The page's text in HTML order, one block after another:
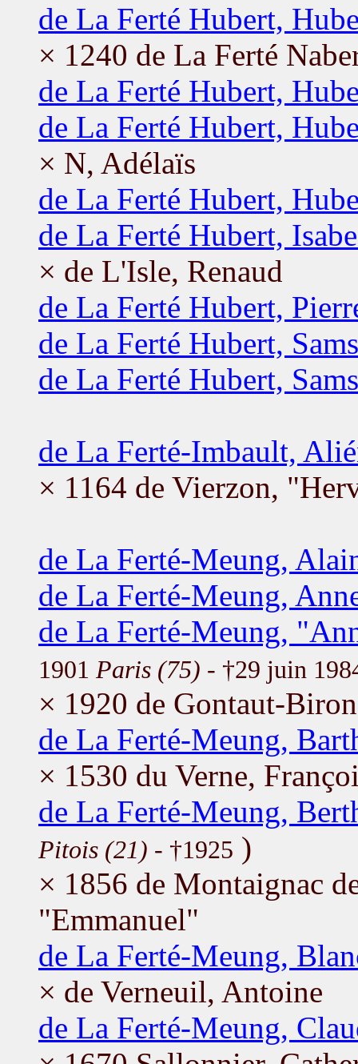
de La Ferté Hubert,
× 1240 de La Ferté
de La Ferté Hubert,
de La Ferté Hubert,
× N, Adélaïs
de La Ferté Hubert,
de La Ferté Hubert,
× de L'Isle, Renaud
de La Ferté Hubert,
de La Ferté Hubert,
de La Ferté Hubert,
de La Ferté-Imbault,
× 1164 de Vierzon,
de La Ferté-Meung,
de La Ferté-Meung,
de La Ferté-Meung,
1901 Paris (75) - †29 juin
× 1920 de Gontaut-
de La Ferté-Meung,
× 1530 du Verne,
de La Ferté-Meung,
Pitois (21) - †1925 )
× 1856 de Montaignac
"Emmanuel"
de La Ferté-Meung,
× de Verneuil, Antoine
de La Ferté-Meung,